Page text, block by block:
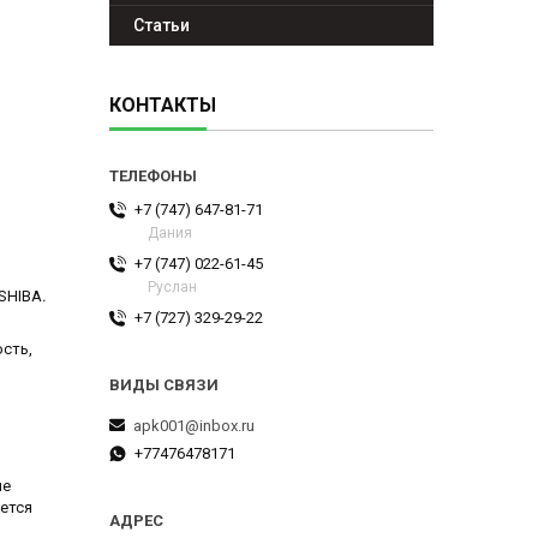
.
Статьи
КОНТАКТЫ
+7 (747) 647-81-71
Дания
+7 (747) 022-61-45
Руслан
+7 (727) 329-29-22
apk001@inbox.ru
+77476478171